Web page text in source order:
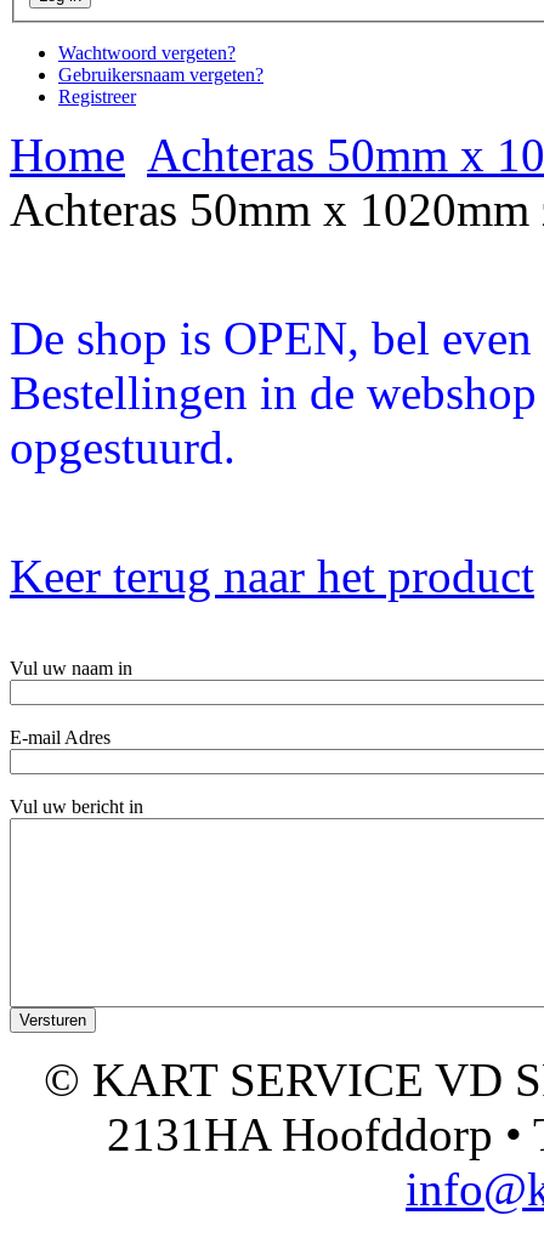
Wachtwoord vergeten?
Gebruikersnaam vergeten?
Registreer
Home Achteras 50mm x
Achteras 50mm x 1020mm
De shop is OPEN, bel
Bestellingen in de
opgestuurd.
Keer terug naar het product
Vul uw naam in
E-mail Adres
Vul uw bericht in
© KART SERVICE VD
2131HA Hoofddorp •